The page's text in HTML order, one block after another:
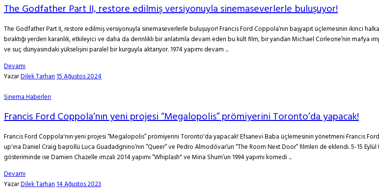
The Godfather Part II, restore edilmiş versiyonuyla sinemaseverlerle buluşuyor!
The Godfather Part II, restore edilmiş versiyonuyla sinemaseverlerle buluşuyor! Francis Ford Coppola’nın başyapıt üçlemesinin ikinci
bıraktığı yerden karanlık, etkileyici ve daha da derinlikli bir anlatımla devam eden bu kült film, bir yandan Michael Corleone’nin mafya
ve suç dünyasındaki yükselişini paralel bir kurguyla aktarıyor. 1974 yapımı devam ...
Devamı
YazarDilek Tarhan15 Ağustos 2024
Sinema Haberleri
Francis Ford Coppola’nın yeni projesi “Megalopolis” prömiyerini Toronto’da yapacak!
Francis Ford Coppola'nın yeni projesi “Megalopolis” prömiyerini Toronto'da yapacak! Efsanevi Baba üçlemesinin yönetmeni Francis
up'ına Daniel Craig başrollü Luca Guadadgnino’nın “Queer” ve Pedro Almodóvar’un “The Room Next Door” filmleri de eklendi. 5-15
gösteriminde ise Damien Chazelle imzalı 2014 yapımı “Whiplash" ve Mina Shum’un 1994 yapımı komedi ...
Devamı
YazarDilek Tarhan14 Ağustos 2023